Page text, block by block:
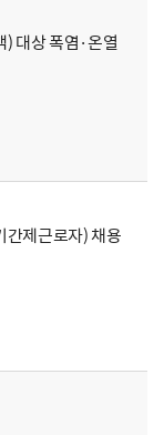
대상 폭염·온열
제근로자) 채용